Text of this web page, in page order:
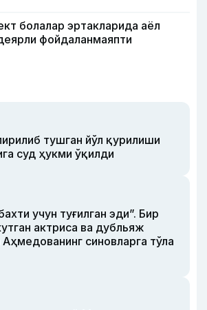
болалар эртакларида аёл
фойдаланмаяпти
тушган йўл қурилиши
суд ҳукми ўқилди
учун туғилган эди”. Бир
актриса ва дубльяж
синовларга тўла